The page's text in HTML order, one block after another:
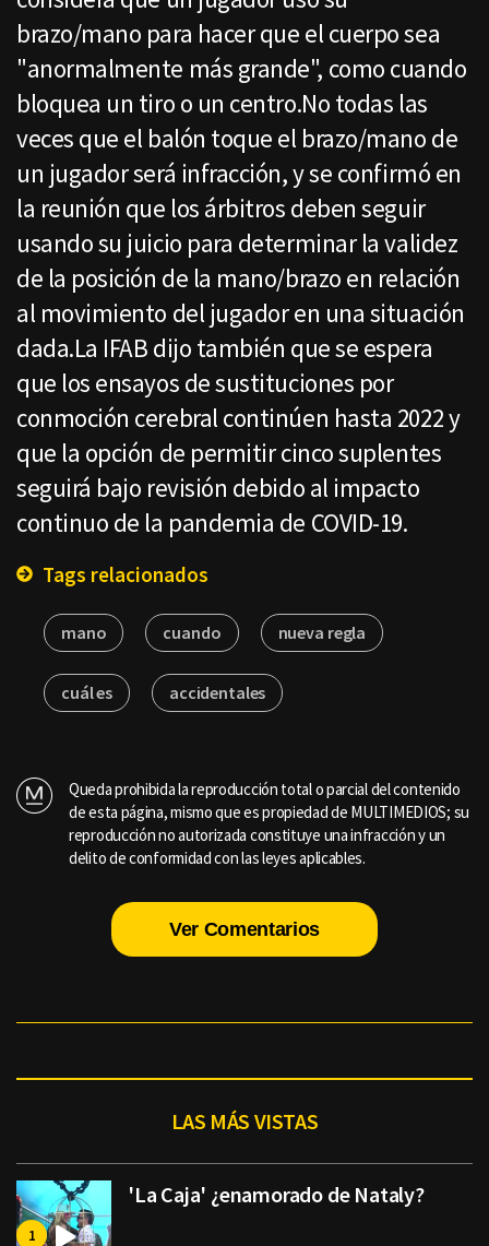
brazo/mano para hacer que el cuerpo sea
"anormalmente más grande", como cuando
bloquea un tiro o un centro.No todas las
veces que el balón toque el brazo/mano de
un jugador será infracción, y se confirmó en
la reunión que los árbitros deben seguir
usando su juicio para determinar la validez
de la posición de la mano/brazo en relación
al movimiento del jugador en una situación
dada.La IFAB dijo también que se espera
que los ensayos de sustituciones por
conmoción cerebral continúen hasta 2022 y
que la opción de permitir cinco suplentes
seguirá bajo revisión debido al impacto
continuo de la pandemia de COVID-19.
Tags relacionados
mano cuando nueva regla
cuál es accidentales
Queda prohibida la reproducción total o parcial del contenido
de esta página, mismo que es propiedad de MULTIMEDIOS; su
reproducción no autorizada constituye una infracción y un
delito de conformidad con las leyes aplicables.
Ver Comentarios
LAS MÁS VISTAS
'La Caja' ¿enamorado de Nataly?